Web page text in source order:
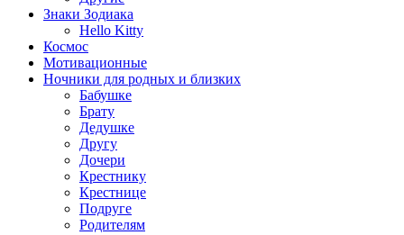
Знаки Зодиака
Hello Kitty
Космос
Мотивационные
Ночники для родных и близких
Бабушке
Брату
Дедушке
Другу
Дочери
Крестнику
Крестнице
Подруге
Родителям